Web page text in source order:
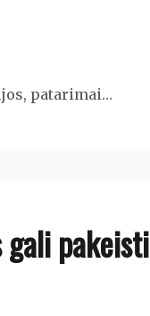
patarimai…
pakeisti